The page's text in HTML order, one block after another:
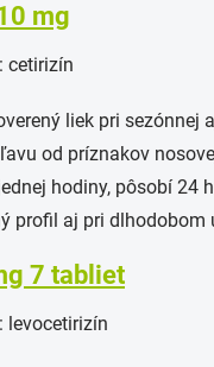
mg
cetirizín
liek pri sezónnej
od príznakov
hodiny, pôsobí 24
profil aj pri dlhodobom
7 tabliet
levocetirizín